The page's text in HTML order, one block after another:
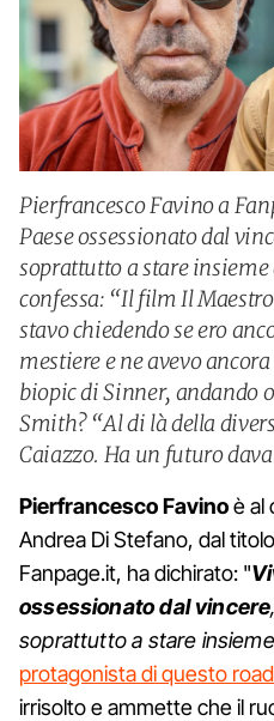
Pierfrancesco Favino a
Paese ossessionato dal
soprattutto a stare
confessa: “Il film Il
stavo chiedendo se ero
mestiere e ne avevo
biopic di Sinner, andando
Smith? “Al di là della
Caiazzo. Ha un futuro
Pierfrancesco Favinoè al
Andrea Di Stefano, dal
Fanpage.it, ha dichirato: "
ossessionato dal vincere
soprattutto a stare
protagonista di questo
irrisolto e ammette che il